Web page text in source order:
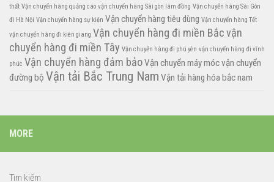
thất Vận chuyển hàng quảng cáo vận chuyển hàng Sài gòn lâm đồng Vận chuyển hàng Sài Gòn
đi Hà Nội Vận chuyển hàng sự kiện Vận chuyển hàng tiêu dùng Vận chuyển hàng Tết
vận chuyển hàng đi kiên giang Vận chuyển hàng đi miền Bắcvận
chuyển hàng đi miền Tây Vận chuyển hàng đi phú yên vận chuyển hàng đi vĩnh
phúc Vận chuyển hàng đảm bảoVận chuyển máy mócvận chuyển
đường bộ Vận tải Bắc Trung Nam Vận tải hàng hóa bắc nam
MORE
Tìm kiếm